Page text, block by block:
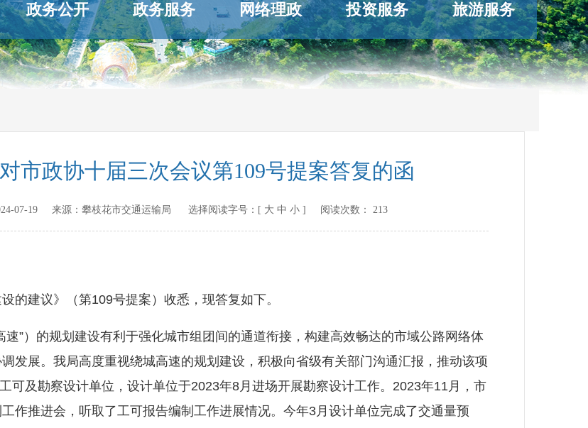
政务公开 政务服务 网络理政 投资服务 旅游服务
市政协十届三次会议第109号提案答复的函
07-19 来源： 攀枝花市交通运输局 选择阅读字号：[ 大 中 小 ] 阅读次数： 213
建议》（第109号提案）收悉，现答复如下。
）的规划建设有利于强化城市组团间的通道衔接，构建高效畅达的市域公路网络体
发展。我局高度重视绕城高速的规划建设，积极向省级有关部门沟通汇报，推动该项
可及勘察设计单位，设计单位于2023年8月进场开展勘察设计工作。2023年11月，市
作推进会，听取了工可报告编制工作进展情况。今年3月设计单位完成了交通量预